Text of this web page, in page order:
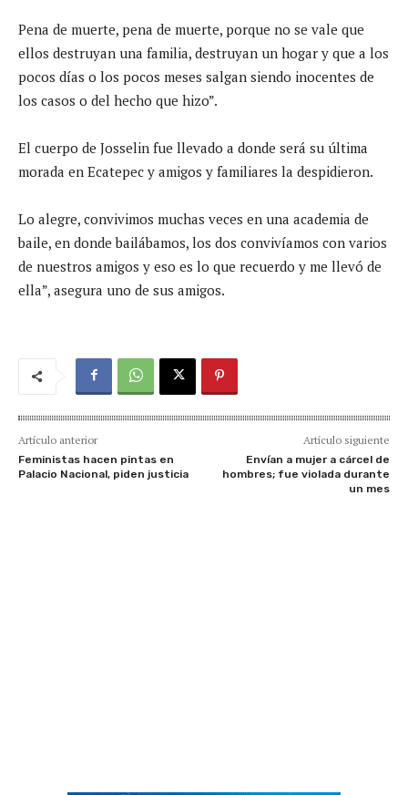
Pena de muerte, pena de muerte, porque no se vale que
ellos destruyan una familia, destruyan un hogar y que a los
pocos días o los pocos meses salgan siendo inocentes de
los casos o del hecho que hizo”.
El cuerpo de Josselin fue llevado a donde será su última
morada en Ecatepec y amigos y familiares la despidieron.
Lo alegre, convivimos muchas veces en una academia de
baile, en donde bailábamos, los dos convivíamos con varios
de nuestros amigos y eso es lo que recuerdo y me llevó de
ella”, asegura uno de sus amigos.
Artículo anterior
Feministas hacen pintas en
Palacio Nacional, piden justicia
Artículo siguiente
Envían a mujer a cárcel de
hombres; fue violada durante
un mes